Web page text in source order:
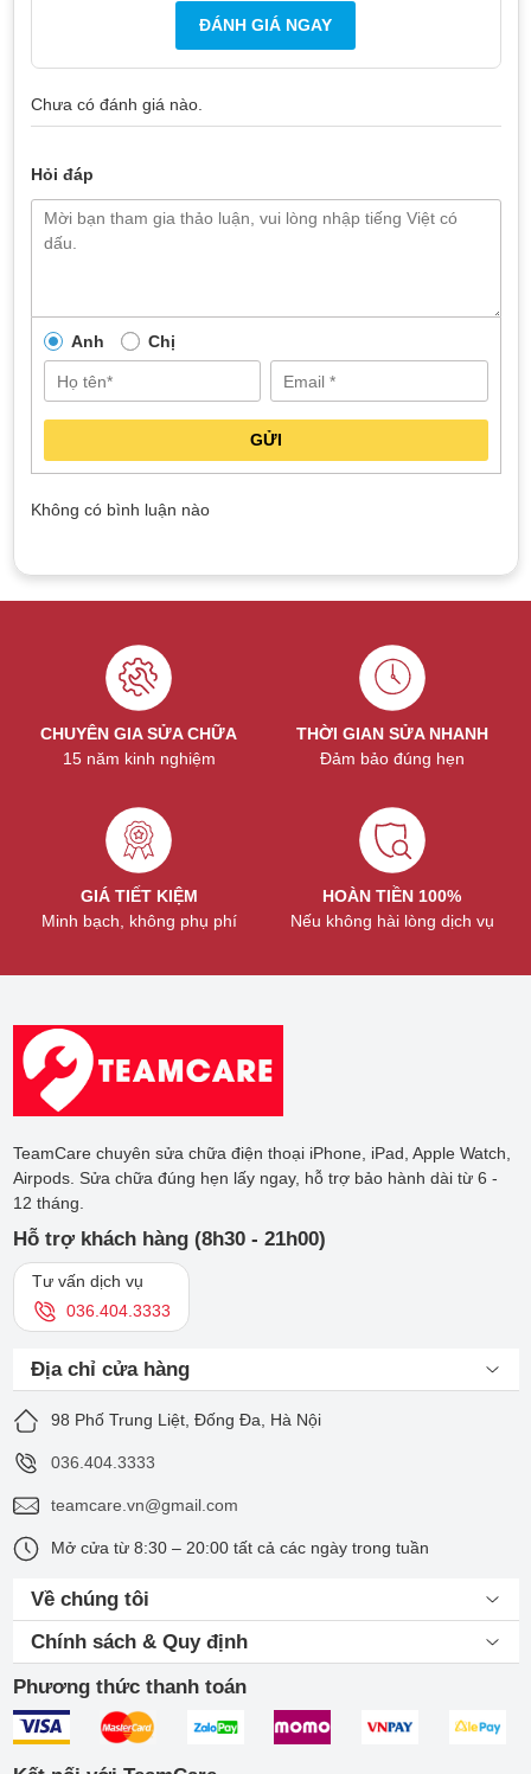
ĐÁNH GIÁ NGAY
Chưa có đánh giá nào.
Hỏi đáp
Anh Chị
GỬI
Không có bình luận nào
CHUYÊN GIA SỬA CHỮA
15 năm kinh nghiệm
THỜI GIAN SỬA NHANH
Đảm bảo đúng hẹn
GIÁ TIẾT KIỆM
Minh bạch, không phụ phí
HOÀN TIỀN 100%
Nếu không hài lòng dịch vụ
TeamCare chuyên sửa chữa điện thoại iPhone, iPad, Apple Watch,
Airpods. Sửa chữa đúng hẹn lấy ngay, hỗ trợ bảo hành dài từ 6 -
12 tháng.
Hỗ trợ khách hàng (8h30 - 21h00)
Tư vấn dịch vụ
036.404.3333
Địa chỉ cửa hàng
98 Phố Trung Liệt, Đống Đa, Hà Nội
036.404.3333
teamcare.vn@gmail.com
Mở cửa từ 8:30 – 20:00 tất cả các ngày trong tuần
Về chúng tôi
Chính sách & Quy định
Phương thức thanh toán